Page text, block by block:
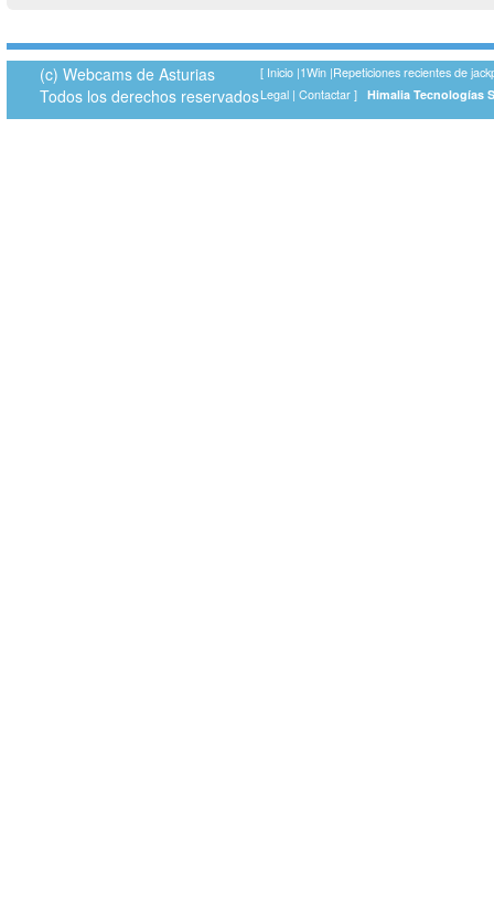
(c) Webcams de Asturias
Todos los derechos reservados
[ Inicio |1Win |Repeticiones recientes de
Legal | Contactar Himalia Tecnologías